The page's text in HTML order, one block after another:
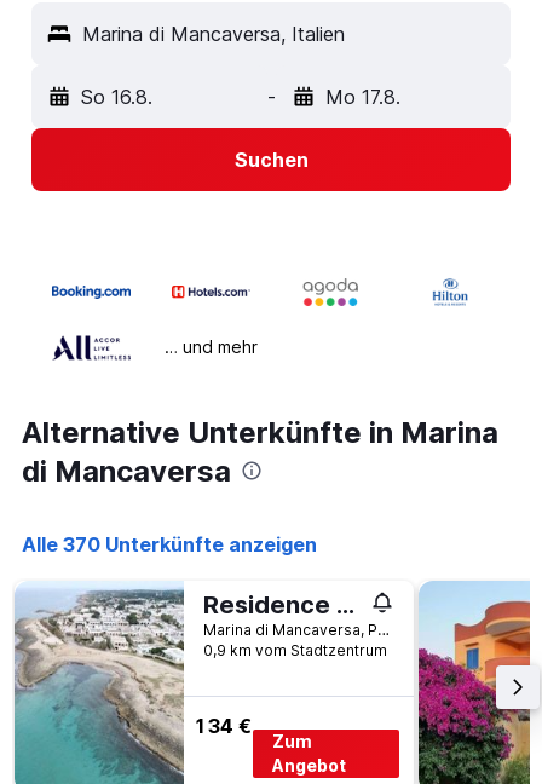
Marina di Mancaversa, Italien
So 16.8. - Mo 17.8.
Suchen
… und mehr
Alternative Unterkünfte in Marina
di Mancaversa
Alle 370 Unterkünfte anzeigen
Residence Mare Blu
Marina di Mancaversa, Provinz Lecce, Italien
0,9 km vom Stadtzentrum
134 €
Zum
Angebot